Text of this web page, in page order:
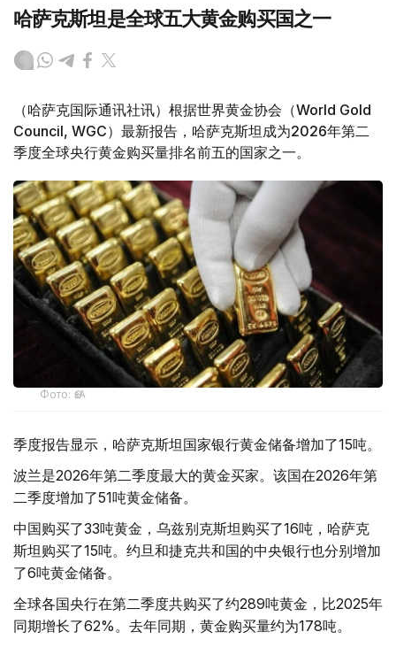
哈萨克斯坦是全球五大黄金购买国之一
（哈萨克国际通讯社讯）根据世界黄金协会（World Gold
Council, WGC）最新报告，哈萨克斯坦成为2026年第二
季度全球央行黄金购买量排名前五的国家之一。
Фото: ӨзА
季度报告显示，哈萨克斯坦国家银行黄金储备增加了15吨。
波兰是2026年第二季度最大的黄金买家。该国在2026年第
二季度增加了51吨黄金储备。
中国购买了33吨黄金，乌兹别克斯坦购买了16吨，哈萨克
斯坦购买了15吨。约旦和捷克共和国的中央银行也分别增加
了6吨黄金储备。
全球各国央行在第二季度共购买了约289吨黄金，比2025年
同期增长了62%。去年同期，黄金购买量约为178吨。